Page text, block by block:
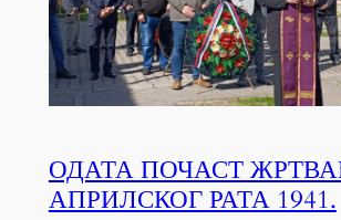
ОДАТА ПОЧАСТ
АПРИЛСКОГ РАТА 1941.